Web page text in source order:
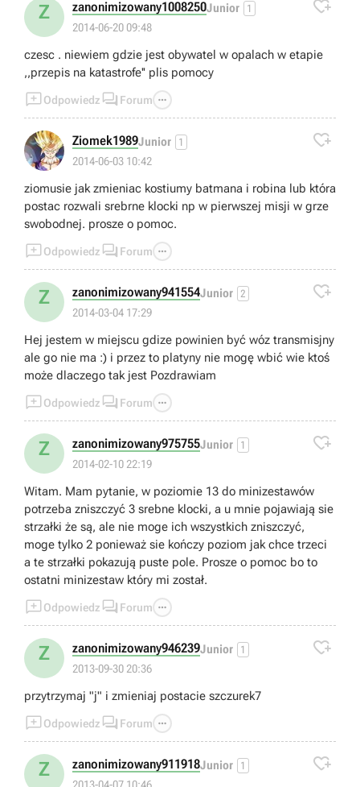
Z zanonimizowany1008250Junior 1
2014-06-20 09:48

czesc . niewiem gdzie jest obywatel w opalach w etapie
,,przepis na katastrofe'' plis pomocy
Odpowiedz  Forum 
Ziomek1989Junior 1
2014-06-03 10:42

ziomusie jak zmieniac kostiumy batmana i robina lub która
postac rozwali srebrne klocki np w pierwszej misji w grze
swobodnej. prosze o pomoc.
Odpowiedz  Forum 
Z zanonimizowany941554Junior 2
2014-03-04 17:29

Hej jestem w miejscu gdize powinien być wóz transmisjny
ale go nie ma :) i przez to platyny nie mogę wbić wie ktoś
może dlaczego tak jest Pozdrawiam
Odpowiedz  Forum 
Z zanonimizowany975755Junior 1
2014-02-10 22:19

Witam. Mam pytanie, w poziomie 13 do minizestawów
potrzeba zniszczyć 3 srebne klocki, a u mnie pojawiają sie
strzałki że są, ale nie moge ich wszystkich zniszczyć,
moge tylko 2 ponieważ sie kończy poziom jak chce trzeci
a te strzałki pokazują puste pole. Prosze o pomoc bo to
ostatni minizestaw który mi został.
Odpowiedz  Forum 
Z zanonimizowany946239Junior 1
2013-09-30 20:36

przytrzymaj "j" i zmieniaj postacie szczurek7
Odpowiedz  Forum 
Z zanonimizowany911918Junior 1
2013-04-07 10:46
